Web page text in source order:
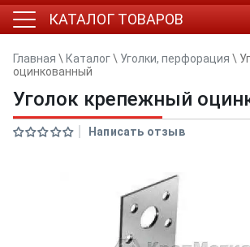
КАТАЛОГ ТОВАРОВ
Главная \ Каталог\ Уголки, перфорация \
оцинкованный
Уголок крепежный
Написать отзыв